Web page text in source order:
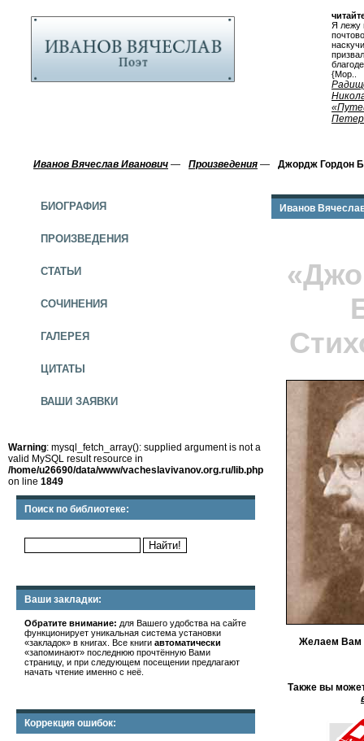
Я лежу
{Мор..
Иванов Вячеслав Иванович — Произведения — Джордж Гордон
БИОГРАФИЯ
ПРОИЗВЕДЕНИЯ
СТАТЬИ
СОЧИНЕНИЯ
ГАЛЕРЕЯ
ЦИТАТЫ
ВАШИ ЗАЯВКИ
Warning: mysql_fetch_array(): supplied argument is not a
valid MySQL result resource in
/home/u26690/data/www/vacheslavivanov.org.ru/lib.php
on line 1849
Поиск по библиотеке:
Ваши закладки:
Обратите внимание: для Вашего удобства на сайте
функционирует уникальная система установки
«закладок» в книгах. Все книги автоматически
«запоминают» последнюю прочтённую Вами
страницу, и при следующем посещении предлагают
начать чтение именно с неё.
Коррекция ошибок:
Иванов
Желаем Вам
Также вы